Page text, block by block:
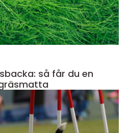
så får du en